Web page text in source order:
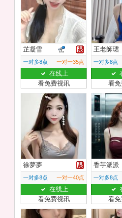
芷凝雪
一对多8点 一对一35点
在线上
看免费视讯
王老師珺
一对多8点
看
徐夢夢
一对多8点 一对一40点
在线上
看免费视讯
香芋派派
一对多8点
看